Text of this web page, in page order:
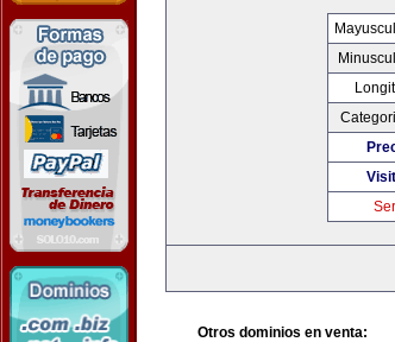
Otros dominios en venta: